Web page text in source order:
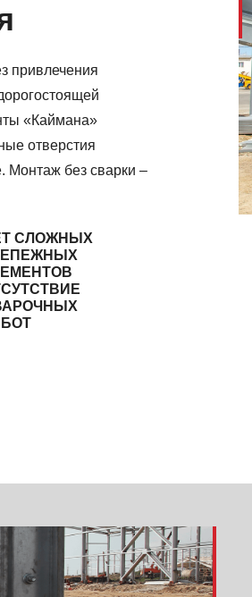
привлечения
«Каймана»
отверстия
Монтаж без сварки –
СЛОЖНЫХ